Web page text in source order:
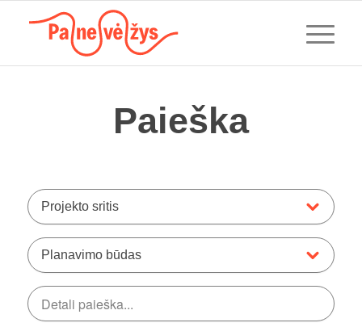
Paieška
Projekto sritis
Planavimo būdas